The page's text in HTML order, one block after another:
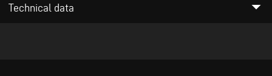
Technical data arrow_drop_down